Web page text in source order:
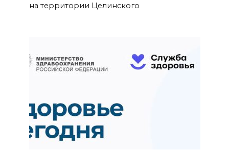
на территории Целинского